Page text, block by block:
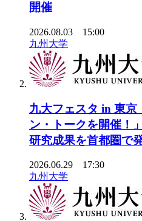
開催
2026.08.03 15:00
九州大学
九大フェスタ in 東京
ン・トークを開催！
研究成果を首都圏で
2026.06.29 17:30
九州大学